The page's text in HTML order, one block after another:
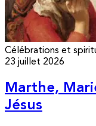
Célébrations et
23 juillet 2026
Marthe,
Jésus